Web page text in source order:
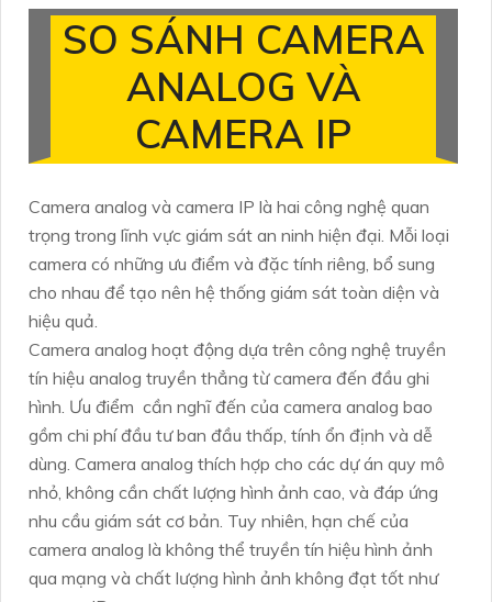
SO SÁNH CAMERA
ANALOG VÀ
CAMERA IP
Camera analog và camera IP là hai công nghệ quan
trọng trong lĩnh vực giám sát an ninh hiện đại. Mỗi loại
camera có những ưu điểm và đặc tính riêng, bổ sung
cho nhau để tạo nên hệ thống giám sát toàn diện và
hiệu quả.
Camera analog hoạt động dựa trên công nghệ truyền
tín hiệu analog truyền thẳng từ camera đến đầu ghi
hình. Ưu điểm cần nghĩ đến của camera analog bao
gồm chi phí đầu tư ban đầu thấp, tính ổn định và dễ
dùng. Camera analog thích hợp cho các dự án quy mô
nhỏ, không cần chất lượng hình ảnh cao, và đáp ứng
nhu cầu giám sát cơ bản. Tuy nhiên, hạn chế của
camera analog là không thể truyền tín hiệu hình ảnh
qua mạng và chất lượng hình ảnh không đạt tốt như